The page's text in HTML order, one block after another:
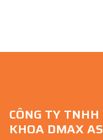
CÔNG TY
KHOA DMAX